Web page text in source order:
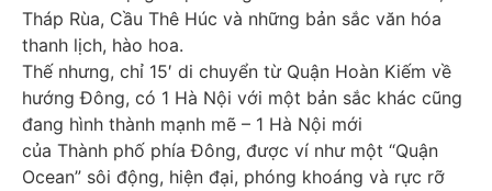
Tháp Rùa, Cầu Thê Húc và những bản sắc văn hóa
thanh lịch, hào hoa.
Thế nhưng, chỉ 15′ di chuyển từ Quận Hoàn Kiếm về
hướng Đông, có 1 Hà Nội với một bản sắc khác cũng
đang hình thành mạnh mẽ – 1 Hà Nội mới
của Thành phố phía Đông, được ví như một “Quận
Ocean” sôi động, hiện đại, phóng khoáng và rực rỡ